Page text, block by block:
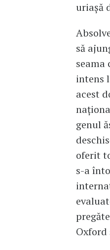
uriașă
să
seama
intens
acest
genul
oferit
s-a
Oxford